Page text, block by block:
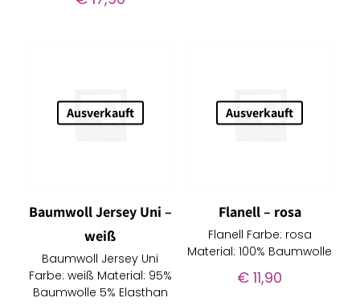
Ausverkauft
Baumwoll Jersey Uni –
weiß
Baumwoll Jersey Uni
Farbe: weiß Material: 95%
Baumwolle 5% Elasthan
Ausverkauft
Flanell – rosa
Flanell Farbe: rosa
Material: 100% Baumwolle
€ 11,90